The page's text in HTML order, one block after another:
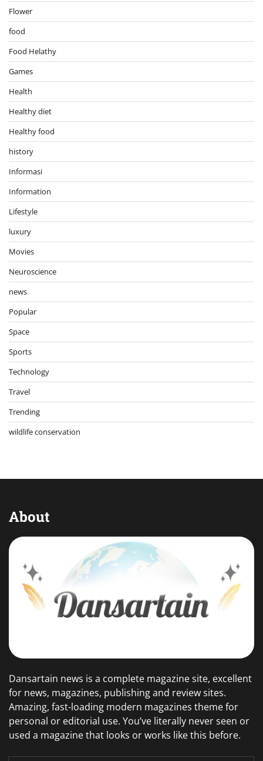
Flower
food
Food Helathy
Games
Health
Healthy diet
Healthy food
history
Informasi
Information
Lifestyle
luxury
Movies
Neuroscience
news
Popular
Space
Sports
Technology
Travel
Trending
wildlife conservation
About
Dansartain news is a complete magazine site, excellent
for news, magazines, publishing and review sites.
Amazing, fast-loading modern magazines theme for
personal or editorial use. You’ve literally never seen or
used a magazine that looks or works like this before.